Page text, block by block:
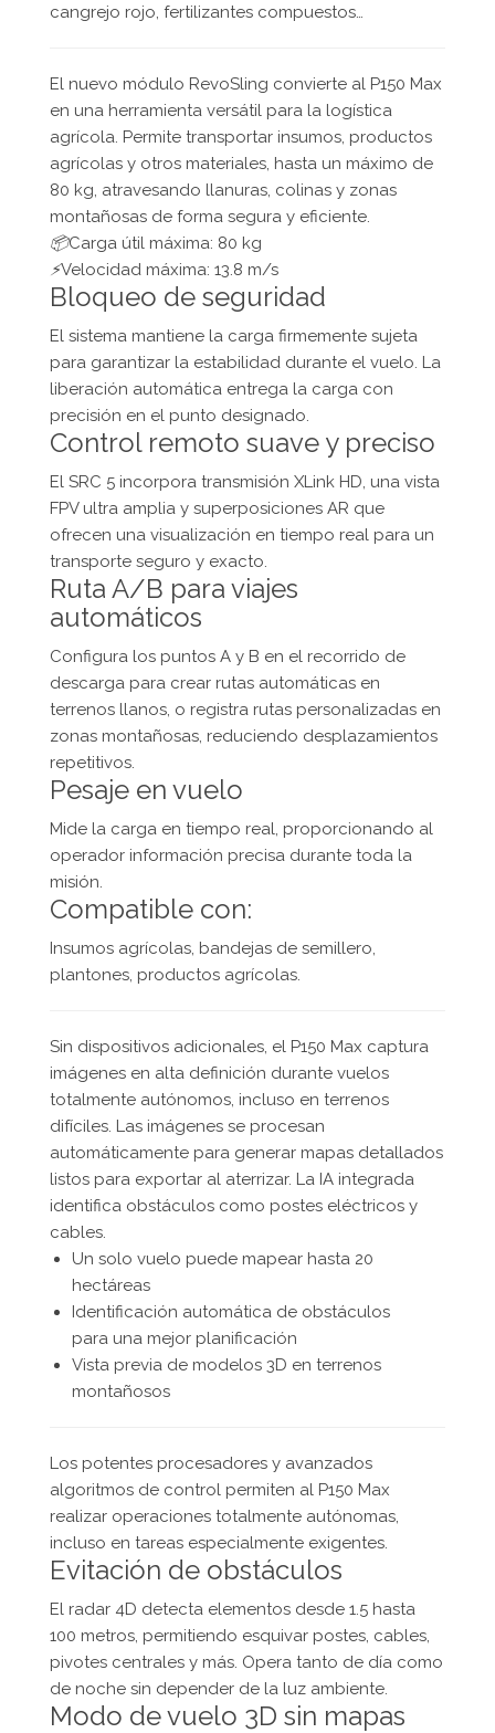
cangrejo rojo, fertilizantes compuestos…
El nuevo módulo RevoSling convierte al P150 Max
en una herramienta versátil para la logística
agrícola. Permite transportar insumos, productos
agrícolas y otros materiales, hasta un máximo de
80 kg, atravesando llanuras, colinas y zonas
montañosas de forma segura y eficiente.
📦Carga útil máxima: 80 kg
⚡Velocidad máxima: 13.8 m/s
Bloqueo de seguridad
El sistema mantiene la carga firmemente sujeta
para garantizar la estabilidad durante el vuelo. La
liberación automática entrega la carga con
precisión en el punto designado.
Control remoto suave y preciso
El SRC 5 incorpora transmisión XLink HD, una vista
FPV ultra amplia y superposiciones AR que
ofrecen una visualización en tiempo real para un
transporte seguro y exacto.
Ruta A/B para viajes
automáticos
Configura los puntos A y B en el recorrido de
descarga para crear rutas automáticas en
terrenos llanos, o registra rutas personalizadas en
zonas montañosas, reduciendo desplazamientos
repetitivos.
Pesaje en vuelo
Mide la carga en tiempo real, proporcionando al
operador información precisa durante toda la
misión.
Compatible con:
Insumos agrícolas, bandejas de semillero,
plantones, productos agrícolas.
Sin dispositivos adicionales, el P150 Max captura
imágenes en alta definición durante vuelos
totalmente autónomos, incluso en terrenos
difíciles. Las imágenes se procesan
automáticamente para generar mapas detallados
listos para exportar al aterrizar. La IA integrada
identifica obstáculos como postes eléctricos y
cables.
Un solo vuelo puede mapear hasta 20
hectáreas
Identificación automática de obstáculos
para una mejor planificación
Vista previa de modelos 3D en terrenos
montañosos
Los potentes procesadores y avanzados
algoritmos de control permiten al P150 Max
realizar operaciones totalmente autónomas,
incluso en tareas especialmente exigentes.
Evitación de obstáculos
El radar 4D detecta elementos desde 1.5 hasta
100 metros, permitiendo esquivar postes, cables,
pivotes centrales y más. Opera tanto de día como
de noche sin depender de la luz ambiente.
Modo de vuelo 3D sin mapas